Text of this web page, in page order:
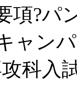
項?パ
ャン
科入